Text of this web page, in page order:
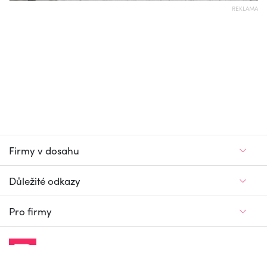
REKLAMA
Firmy v dosahu
Důležité odkazy
Pro firmy